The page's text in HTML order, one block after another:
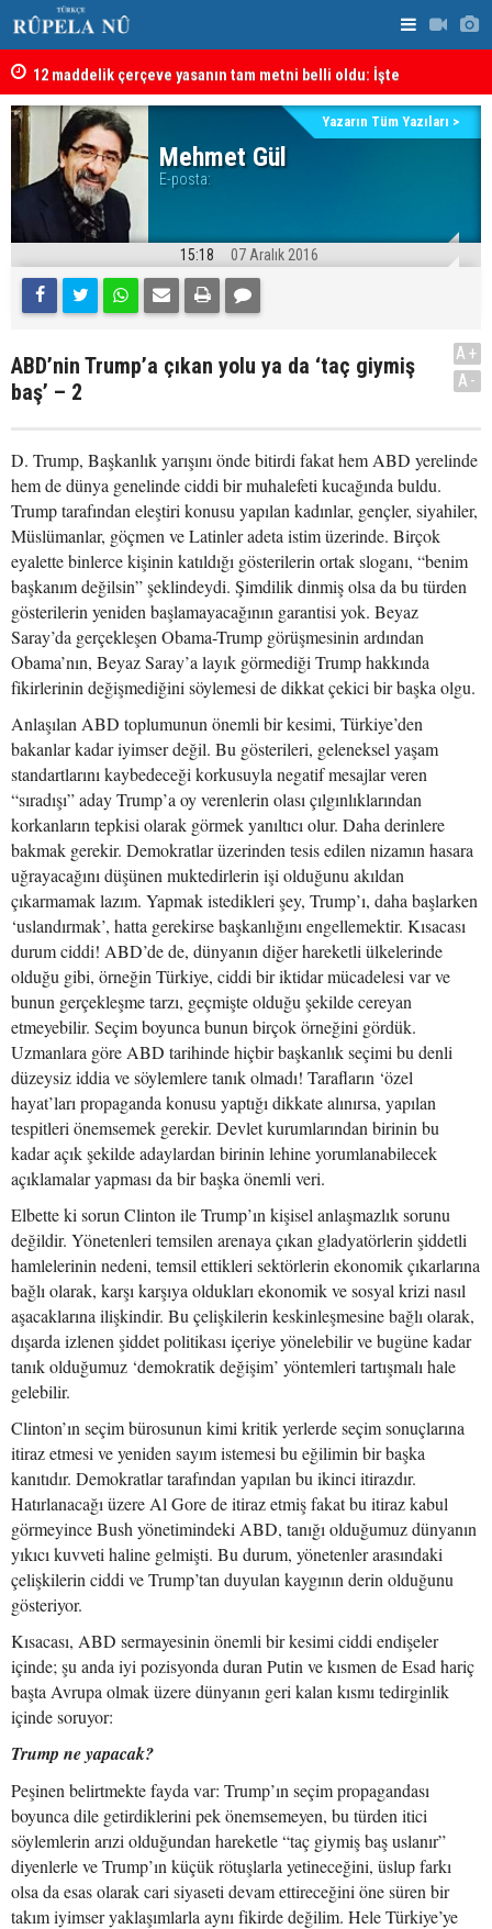
12 maddelik çerçeve yasanın tam metni belli oldu: İşte
tam metin!
Mehmet Gül
E-posta:
Yazarın Tüm Yazıları >
15:18 07 Aralık 2016
ABD’nin Trump’a çıkan yolu ya da ‘taç giymiş
baş’ – 2
A+
A-
D. Trump, Başkanlık yarışını önde bitirdi fakat hem ABD yerelinde
hem de dünya genelinde ciddi bir muhalefeti kucağında buldu.
Trump tarafından eleştiri konusu yapılan kadınlar, gençler, siyahiler,
Müslümanlar, göçmen ve Latinler adeta istim üzerinde. Birçok
eyalette binlerce kişinin katıldığı gösterilerin ortak sloganı, “benim
başkanım değilsin” şeklindeydi. Şimdilik dinmiş olsa da bu türden
gösterilerin yeniden başlamayacağının garantisi yok. Beyaz
Saray’da gerçekleşen Obama-Trump görüşmesinin ardından
Obama’nın, Beyaz Saray’a layık görmediği Trump hakkında
fikirlerinin değişmediğini söylemesi de dikkat çekici bir başka olgu.
Anlaşılan ABD toplumunun önemli bir kesimi, Türkiye’den
bakanlar kadar iyimser değil. Bu gösterileri, geleneksel yaşam
standartlarını kaybedeceği korkusuyla negatif mesajlar veren
“sıradışı” aday Trump’a oy verenlerin olası çılgınlıklarından
korkanların tepkisi olarak görmek yanıltıcı olur. Daha derinlere
bakmak gerekir. Demokratlar üzerinden tesis edilen nizamın hasara
uğrayacağını düşünen muktedirlerin işi olduğunu akıldan
çıkarmamak lazım. Yapmak istedikleri şey, Trump’ı, daha başlarken
‘uslandırmak’, hatta gerekirse başkanlığını engellemektir. Kısacası
durum ciddi! ABD’de de, dünyanın diğer hareketli ülkelerinde
olduğu gibi, örneğin Türkiye, ciddi bir iktidar mücadelesi var ve
bunun gerçekleşme tarzı, geçmişte olduğu şekilde cereyan
etmeyebilir. Seçim boyunca bunun birçok örneğini gördük.
Uzmanlara göre ABD tarihinde hiçbir başkanlık seçimi bu denli
düzeysiz iddia ve söylemlere tanık olmadı! Tarafların ‘özel
hayat’ları propaganda konusu yaptığı dikkate alınırsa, yapılan
tespitleri önemsemek gerekir. Devlet kurumlarından birinin bu
kadar açık şekilde adaylardan birinin lehine yorumlanabilecek
açıklamalar yapması da bir başka önemli veri.
Elbette ki sorun Clinton ile Trump’ın kişisel anlaşmazlık sorunu
değildir. Yönetenleri temsilen arenaya çıkan gladyatörlerin şiddetli
hamlelerinin nedeni, temsil ettikleri sektörlerin ekonomik çıkarlarına
bağlı olarak, karşı karşıya oldukları ekonomik ve sosyal krizi nasıl
aşacaklarına ilişkindir. Bu çelişkilerin keskinleşmesine bağlı olarak,
dışarda izlenen şiddet politikası içeriye yönelebilir ve bugüne kadar
tanık olduğumuz ‘demokratik değişim’ yöntemleri tartışmalı hale
gelebilir.
Clinton’ın seçim bürosunun kimi kritik yerlerde seçim sonuçlarına
itiraz etmesi ve yeniden sayım istemesi bu eğilimin bir başka
kanıtıdır. Demokratlar tarafından yapılan bu ikinci itirazdır.
Hatırlanacağı üzere Al Gore de itiraz etmiş fakat bu itiraz kabul
görmeyince Bush yönetimindeki ABD, tanığı olduğumuz dünyanın
yıkıcı kuvveti haline gelmişti. Bu durum, yönetenler arasındaki
çelişkilerin ciddi ve Trump’tan duyulan kaygının derin olduğunu
gösteriyor.
Kısacası, ABD sermayesinin önemli bir kesimi ciddi endişeler
içinde; şu anda iyi pozisyonda duran Putin ve kısmen de Esad hariç
başta Avrupa olmak üzere dünyanın geri kalan kısmı tedirginlik
içinde soruyor:
Trump ne yapacak?
Peşinen belirtmekte fayda var: Trump’ın seçim propagandası
boyunca dile getirdiklerini pek önemsemeyen, bu türden itici
söylemlerin arızi olduğundan hareketle “taç giymiş baş uslanır”
diyenlerle ve Trump’ın küçük rötuşlarla yetineceğini, üslup farkı
olsa da esas olarak cari siyaseti devam ettireceğini öne süren bir
takım iyimser yaklaşımlarla aynı fikirde değilim. Hele Türkiye’ye